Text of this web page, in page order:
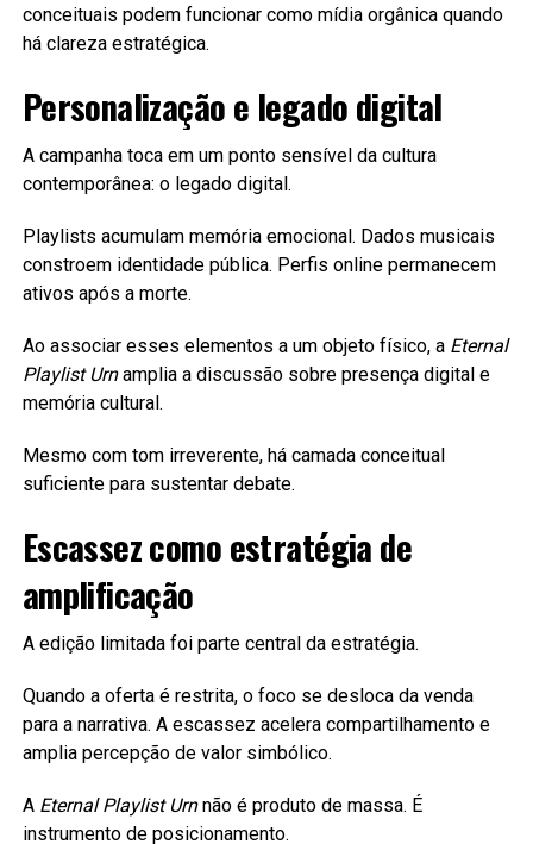
conceituais podem funcionar como mídia orgânica quando
há clareza estratégica.
Personalização e legado digital
A campanha toca em um ponto sensível da cultura
contemporânea: o legado digital.
Playlists acumulam memória emocional. Dados musicais
constroem identidade pública. Perfis online permanecem
ativos após a morte.
Ao associar esses elementos a um objeto físico, a Eternal
Playlist Urnamplia a discussão sobre presença digital e
memória cultural.
Mesmo com tom irreverente, há camada conceitual
suficiente para sustentar debate.
Escassez como estratégia de
amplificação
A edição limitada foi parte central da estratégia.
Quando a oferta é restrita, o foco se desloca da venda
para a narrativa. A escassez acelera compartilhamento e
amplia percepção de valor simbólico.
A Eternal Playlist Urnnão é produto de massa. É
instrumento de posicionamento.